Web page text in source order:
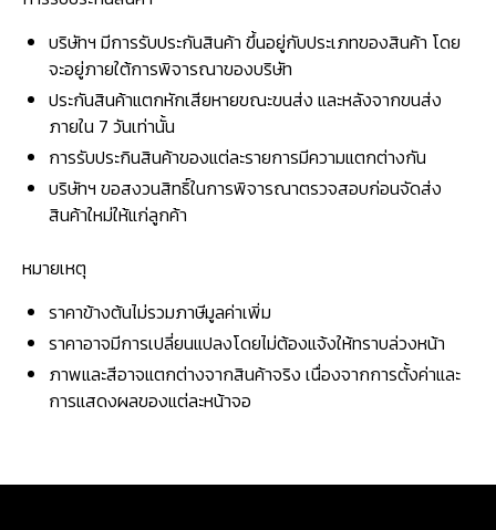
บริษัทฯ มีการรับประกันสินค้า ขึ้นอยู่กับประเภทของสินค้า โดย
จะอยู่ภายใต้การพิจารณาของบริษัท
ประกันสินค้าแตกหักเสียหายขณะขนส่ง และหลังจากขนส่ง
ภายใน 7 วันเท่านั้น
การรับประกินสินค้าของแต่ละรายการมีความแตกต่างกัน
บริษัทฯ ขอสงวนสิทธิ์ในการพิจารณาตรวจสอบก่อนจัดส่ง
สินค้าใหม่ให้แก่ลูกค้า
หมายเหตุ
ราคาข้างต้นไม่รวมภาษีมูลค่าเพิ่ม
ราคาอาจมีการเปลี่ยนแปลงโดยไม่ต้องแจ้งให้ทราบล่วงหน้า
ภาพและสีอาจแตกต่างจากสินค้าจริง เนื่องจากการตั้งค่าและ
การแสดงผลของแต่ละหน้าจอ